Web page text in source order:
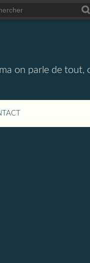
on parle de tout,